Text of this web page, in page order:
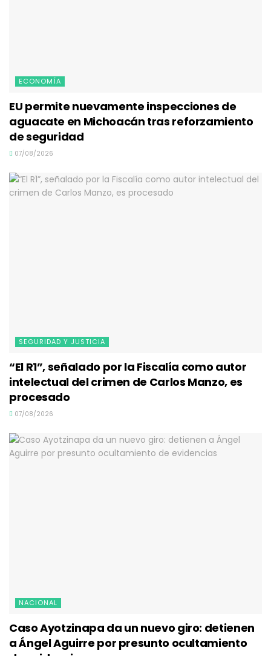
ECONOMÍA
EU permite nuevamente inspecciones de
aguacate en Michoacán tras reforzamiento
de seguridad
07/08/2026
SEGURIDAD Y JUSTICIA
“El R1”, señalado por la Fiscalía como autor
intelectual del crimen de Carlos Manzo, es
procesado
07/08/2026
NACIONAL
Caso Ayotzinapa da un nuevo giro: detienen
a Ángel Aguirre por presunto ocultamiento